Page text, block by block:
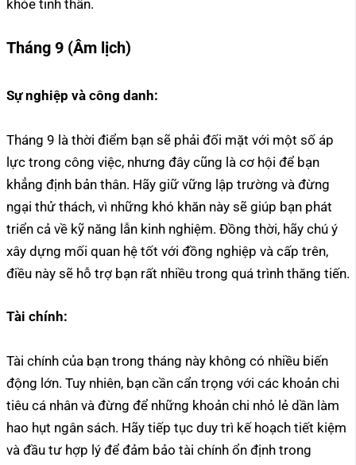
khỏe tinh thần.
Tháng 9 (Âm lịch)
Sự nghiệp và công danh:
Tháng 9 là thời điểm bạn sẽ phải đối mặt với một số áp
lực trong công việc, nhưng đây cũng là cơ hội để bạn
khẳng định bản thân. Hãy giữ vững lập trường và đừng
ngại thử thách, vì những khó khăn này sẽ giúp bạn phát
triển cả về kỹ năng lẫn kinh nghiệm. Đồng thời, hãy chú ý
xây dựng mối quan hệ tốt với đồng nghiệp và cấp trên,
điều này sẽ hỗ trợ bạn rất nhiều trong quá trình thăng tiến.
Tài chính:
Tài chính của bạn trong tháng này không có nhiều biến
động lớn. Tuy nhiên, bạn cần cẩn trọng với các khoản chi
tiêu cá nhân và đừng để những khoản chi nhỏ lẻ dần làm
hao hụt ngân sách. Hãy tiếp tục duy trì kế hoạch tiết kiệm
và đầu tư hợp lý để đảm bảo tài chính ổn định trong